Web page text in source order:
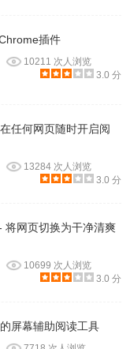
插件
10211 次人浏览
3.0 分
任何网页随时开启阅
13284 次人浏览
3.0 分
将网页切换为干净清爽
10699 次人浏览
3.0 分
屏幕辅助阅读工具